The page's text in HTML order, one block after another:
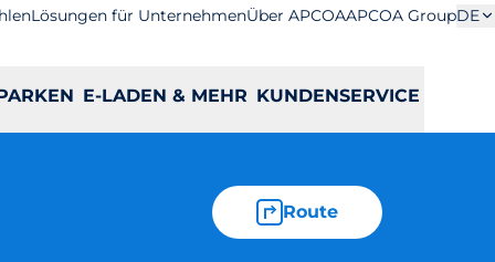
Lösungen für UnternehmenÜber APCOAAPCOA GroupDE
E-LADEN & MEHR KUNDENSERVICE
Route